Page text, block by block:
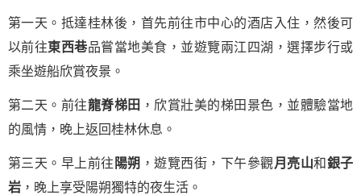
第一天。抵達桂林後，首先前往市中心的酒店入住，然後可
以前往東西巷品嘗當地美食，並遊覽兩江四湖，選擇步行或
乘坐遊船欣賞夜景。
第二天。前往龍脊梯田 ，欣賞壯美的梯田景色，並體驗當地
的風情，晚上返回桂林休息。
第三天。早上前往 陽朔 ，遊覽西街，下午參觀 月亮山和銀子
岩 ，晚上享受陽朔獨特的夜生活。